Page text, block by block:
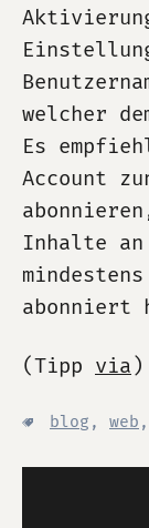
welcher
Es
Account
Inhalte an
abonniert
(Tipp via )
blog , web ,